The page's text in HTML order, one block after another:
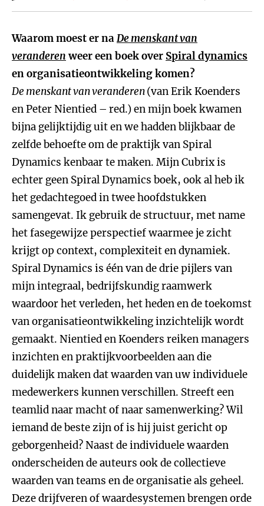
Waarom moest er naDe menskant van
veranderen weer een boek over Spiral dynamics
en organisatieontwikkeling komen?
De menskant van veranderen(van Erik Koenders
en Peter Nientied – red.) en mijn boek kwamen
bijna gelijktijdig uit en we hadden blijkbaar de
zelfde behoefte om de praktijk van Spiral
Dynamics kenbaar te maken. Mijn Cubrix is
echter geen Spiral Dynamics boek, ook al heb ik
het gedachtegoed in twee hoofdstukken
samengevat. Ik gebruik de structuur, met name
het fasegewijze perspectief waarmee je zicht
krijgt op context, complexiteit en dynamiek.
Spiral Dynamics is één van de drie pijlers van
mijn integraal, bedrijfskundig raamwerk
waardoor het verleden, het heden en de toekomst
van organisatieontwikkeling inzichtelijk wordt
gemaakt. Nientied en Koenders reiken managers
inzichten en praktijkvoorbeelden aan die
duidelijk maken dat waarden van uw individuele
medewerkers kunnen verschillen. Streeft een
teamlid naar macht of naar samenwerking? Wil
iemand de beste zijn of is hij juist gericht op
geborgenheid? Naast de individuele waarden
onderscheiden de auteurs ook de collectieve
waarden van teams en de organisatie als geheel.
Deze drijfveren of waardesystemen brengen orde